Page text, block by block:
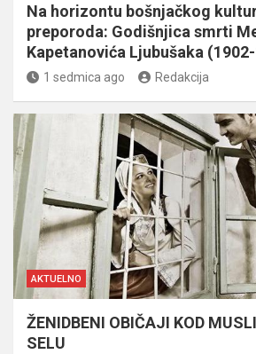
Na horizontu bošnjačkog
preporoda: Godišnjica smrti
Kapetanovića Ljubušaka
1 sedmica ago Redakcija
AKTUELNO
ŽENIDBENI OBIČAJI KOD
SELU